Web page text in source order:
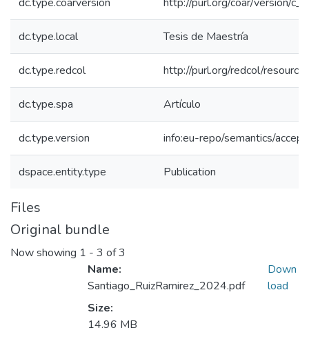
dc.type.local Tesis de Maestría
dc.type.redcol http://purl.org/redcol/
dc.type.spa Artículo
dc.type.version info:eu-repo/semantics/
dspace.entity.type Publication
Files
Original bundle
Now showing 1 - 3 of 3
Name:
Santiago_RuizRamirez_2024.pdf
Size:
14.96 MB
Down
load